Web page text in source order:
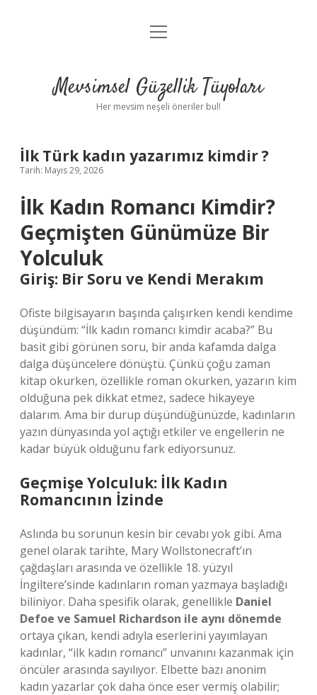
Anasayfa
Yasal Uyarı
menüyü
Mevsimsel Güzellik Tüyoları
Her mevsim neşeli öneriler bul!
İlk Türk kadın yazarımız kimdir ?
Tarih: Mayıs 29, 2026
İlk Kadın Romancı Kimdir?
Geçmişten Günümüze Bir
Yolculuk
Giriş: Bir Soru ve Kendi Merakım
Ofiste bilgisayarın başında çalışırken kendi kendime
düşündüm: “İlk kadın romancı kimdir acaba?” Bu
basit gibi görünen soru, bir anda kafamda dalga
dalga düşüncelere dönüştü. Çünkü çoğu zaman
kitap okurken, özellikle roman okurken, yazarın kim
olduğuna pek dikkat etmez, sadece hikayeye
dalarım. Ama bir durup düşündüğünüzde, kadınların
yazın dünyasında yol açtığı etkiler ve engellerin ne
kadar büyük olduğunu fark ediyorsunuz.
Geçmişe Yolculuk: İlk Kadın
Romancının İzinde
Aslında bu sorunun kesin bir cevabı yok gibi. Ama
genel olarak tarihte, Mary Wollstonecraft’ın
çağdaşları arasında ve özellikle 18. yüzyıl
İngiltere’sinde kadınların roman yazmaya başladığı
biliniyor. Daha spesifik olarak, genellikle Daniel
Defoe ve Samuel Richardson ile aynı dönemde
ortaya çıkan, kendi adıyla eserlerini yayımlayan
kadınlar, “ilk kadın romancı” unvanını kazanmak için
öncüler arasında sayılıyor. Elbette bazı anonim
kadın yazarlar çok daha önce eser vermiş olabilir;